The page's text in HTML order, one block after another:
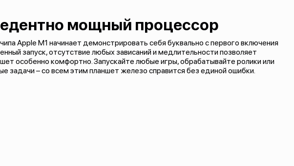
мощный процессор
Apple M1 начинает демонстрировать себя буквально с первого включения
запуск, отсутствие любых зависаний и медлительности позволяет
особенно комфортно. Запускайте любые игры, обрабатывайте ролики или
задачи – со всем этим планшет железо справится без единой ошибки.